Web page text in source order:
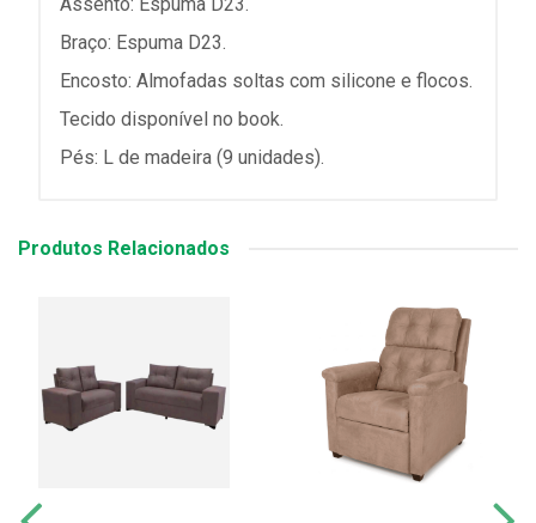
Braço: Espuma D23.
Encosto: Almofadas soltas com silicone e flocos.
Tecido disponível no book.
Pés: L de madeira (9 unidades).
Produtos Relacionados